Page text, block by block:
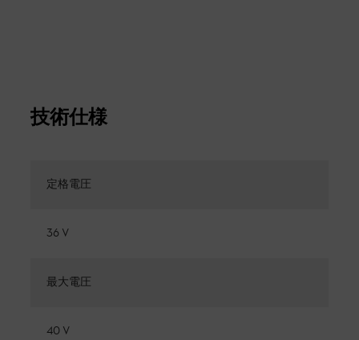
技術仕様
定格電圧
36 V
最大電圧
40 V